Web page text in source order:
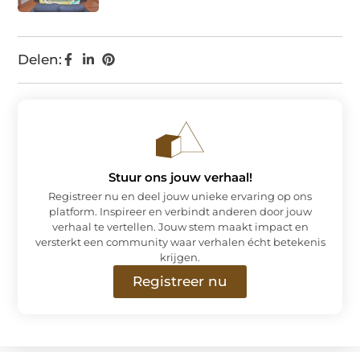
Delen:
Stuur ons jouw verhaal!
Registreer nu en deel jouw unieke ervaring op ons
platform. Inspireer en verbindt anderen door jouw
verhaal te vertellen. Jouw stem maakt impact en
versterkt een community waar verhalen écht betekenis
krijgen.
Registreer nu